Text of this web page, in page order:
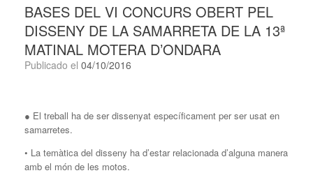
BASES DEL VI CONCURS OBERT PEL
DISSENY DE LA SAMARRETA DE LA 13ª
MATINAL MOTERA D’ONDARA
Publicado el 04/10/2016
● El treball ha de ser dissenyat específicament per ser usat en
samarretes.
• La temàtica del disseny ha d’estar relacionada d’alguna manera
amb el món de les motos.